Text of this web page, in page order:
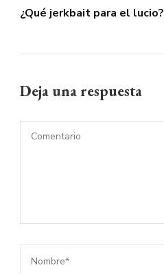
¿Qué jerkbait para el lucio?
Deja una respuesta